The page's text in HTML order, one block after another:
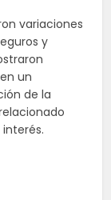
variaciones
y
un
de la